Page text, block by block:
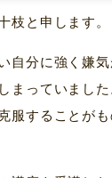
枝と申します。
自分に強く嫌
まっていました
服することが